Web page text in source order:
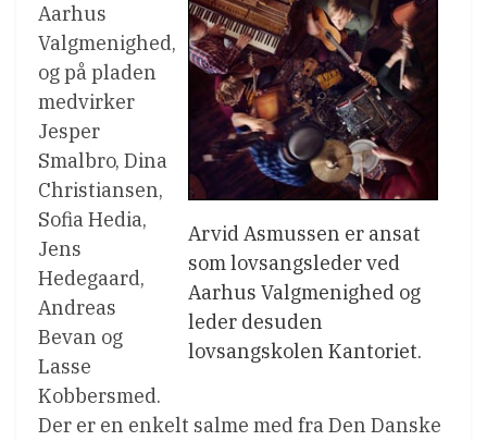
Arvid Asmussen er ansat
som lovsangsleder ved
Aarhus Valgmenighed og
leder desuden
lovsangskolen Kantoriet.
Aarhus
Valgmenighed,
og på pladen
medvirker
Jesper
Smalbro, Dina
Christiansen,
Sofia Hedia,
Jens
Hedegaard,
Andreas
Bevan og
Lasse
Kobbersmed.
Der er en enkelt salme med fra Den Danske